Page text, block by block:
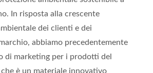
In risposta alla crescente
dei clienti e dei
abbiamo precedentemente
di marketing per i prodotti del
è un materiale innovativo